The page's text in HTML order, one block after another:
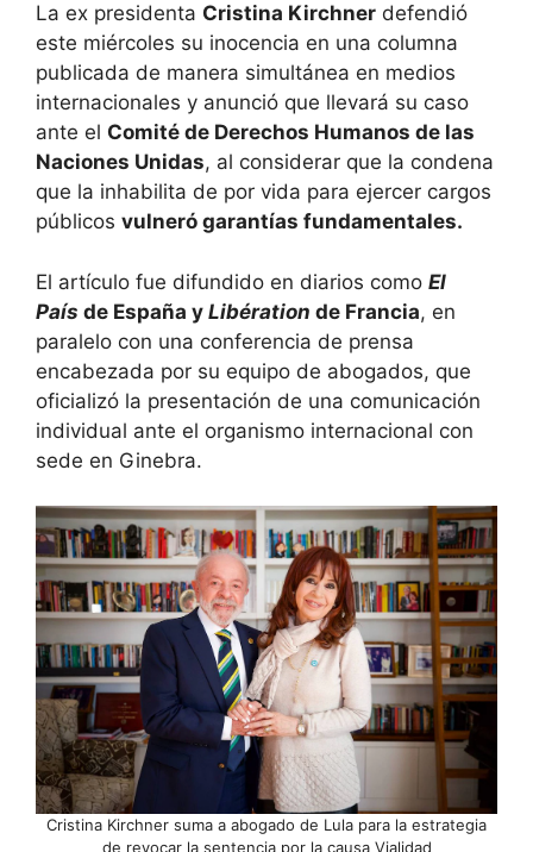
La ex presidenta Cristina Kirchner defendió
este miércoles su inocencia en una columna
publicada de manera simultánea en medios
internacionales y anunció que llevará su caso
ante el Comité de Derechos Humanos de las
Naciones Unidas, al considerar que la condena
que la inhabilita de por vida para ejercer cargos
públicos vulneró garantías fundamentales.
El artículo fue difundido en diarios como El
País de España y Libération de Francia, en
paralelo con una conferencia de prensa
encabezada por su equipo de abogados, que
oficializó la presentación de una comunicación
individual ante el organismo internacional con
sede en Ginebra.
Cristina Kirchner suma a abogado de Lula para la estrategia
de revocar la sentencia por la causa Vialidad